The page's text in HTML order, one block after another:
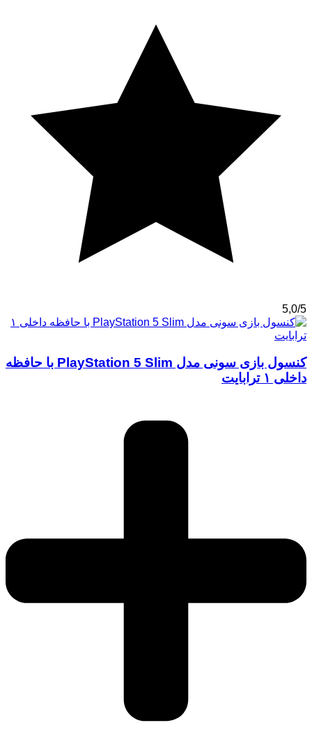
5,0/5
کنسول بازی سونی مدل PlayStation 5 Slim با حافظه
داخلی ۱ ترابایت